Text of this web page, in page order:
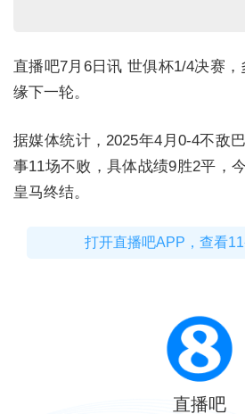
直播吧7月6日讯 世俱杯1/4决赛
缘下一轮。
据媒体统计，2025年4月0-4不敌
事11场不败，具体战绩9胜2平，
皇马终结。
打开直播吧APP，查看
直播吧